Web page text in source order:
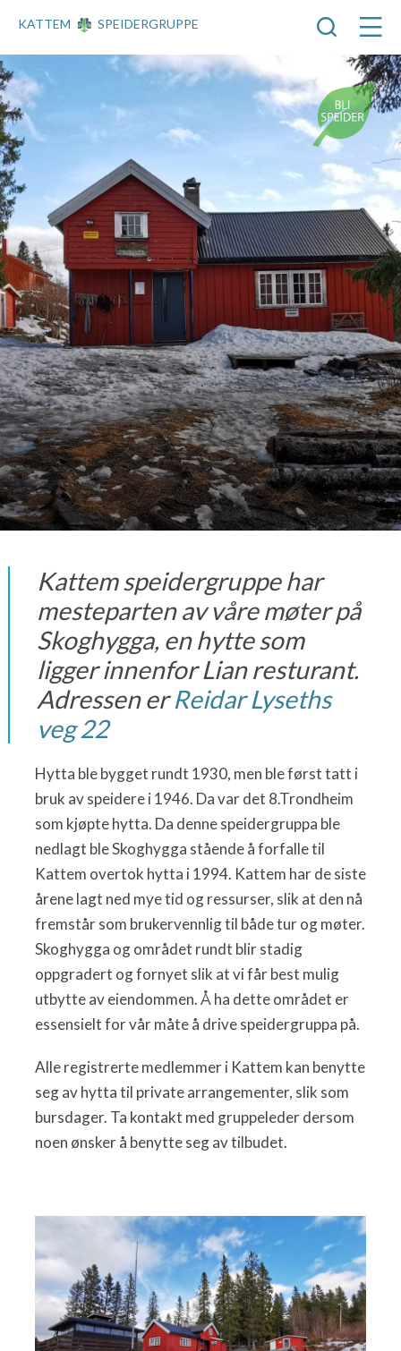
KATTEM SPEIDERGRUPPE
Kattem speidergruppe har
mesteparten av våre møter på
Skoghygga, en hytte som
ligger innenfor Lian resturant.
Adressen erReidar Lyseths
veg 22
Hytta ble bygget rundt 1930, men ble først tatt i
bruk av speidere i 1946. Da var det 8.Trondheim
som kjøpte hytta. Da denne speidergruppa ble
nedlagt ble Skoghygga stående å forfalle til
Kattem overtok hytta i 1994. Kattem har de siste
årene lagt ned mye tid og ressurser, slik at den nå
fremstår som brukervennlig til både tur og møter.
Skoghygga og området rundt blir stadig
oppgradert og fornyet slik at vi får best mulig
utbytte av eiendommen. Å ha dette området er
essensielt for vår måte å drive speidergruppa på.
Alle registrerte medlemmer i Kattem kan benytte
seg av hytta til private arrangementer, slik som
bursdager. Ta kontakt med gruppeleder dersom
noen ønsker å benytte seg av tilbudet.